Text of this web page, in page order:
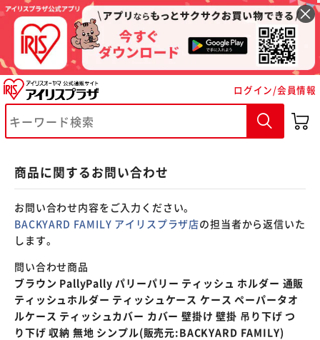
ログイン/会員情報
商品に関するお問い合わせ
お問い合わせ内容をご入力ください。
BACKYARD FAMILY アイリスプラザ店の担当者から返信いた
します。
問い合わせ商品
ブラウン PallyPally パリーパリー ティッシュ ホルダー 通販
ティッシュホルダー ティッシュケース ケース ペーパータオ
ルケース ティッシュカバー カバー 壁掛け 壁掛 吊り下げ つ
り下げ 収納 無地 シンプル(販売元:BACKYARD FAMILY)
※ご確認ください
カートに入れる